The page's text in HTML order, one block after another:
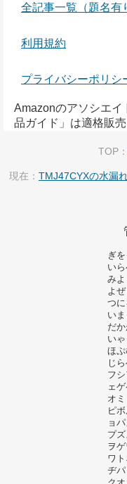
全記事一覧（題名有
利用規約
プライバシーポリシ
Amazonのアソシエイ
品ガイド」は適格販
TOP：
現在： TMJ47CYXの水漏
ぎ
い
み
よ
つ
い
だ
い
ほ
じ
フ
ェ
オ
ピ
ョ
プ
ヲ
ワ
ヂ